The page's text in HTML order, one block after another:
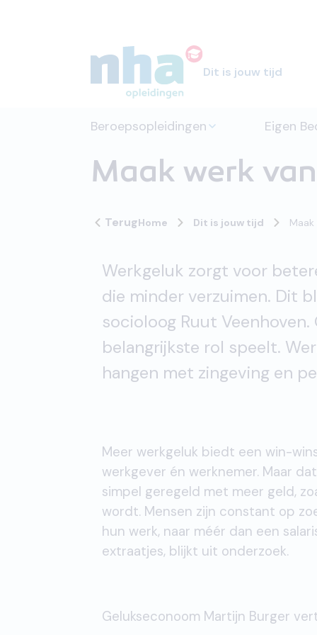
Dit is jouw tijd
Beroepsopleidingen Eigen
Maak werk
TerugHome Dit is jouw tijd
Werkgeluk zorgt voor
die minder verzuimen. Dit
socioloog Ruut
belangrijkste rol speelt.
hangen met zingeving en
Meer werkgeluk biedt een win-
werkgever én werknemer. Maar
simpel geregeld met meer geld,
wordt. Mensen zijn constant op
hun werk, naar méér dan een
extraatjes, blijkt uit onderzoek.
Gelukseconoom Martijn Burger